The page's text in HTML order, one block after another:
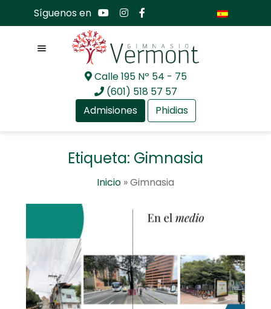
Síguenos en
Ir
a
la
Ir
al
contenido
Calle 195 Nº 54 - 75
(601) 518 57 57
Admisiones
Phidias
Menú
Mundo académico
Bachillerato Internacional
Actualidad
menú
hijo
Comunidad GV
Expandir
el
menú
Centro cultural
Etiqueta: Gimnasia
Inicio »Gimnasia